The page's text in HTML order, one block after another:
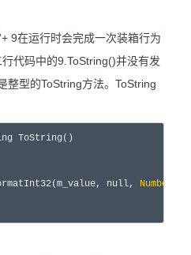
9在运行时会完成一次装箱行为
代码中的9.ToString()并没有发
整型的ToString方法。ToString
ToString()
null, Number